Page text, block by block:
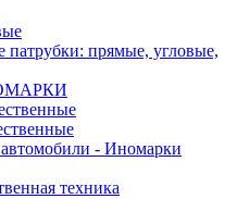
патрубки: прямые, угловые,
- Иномарки
техника